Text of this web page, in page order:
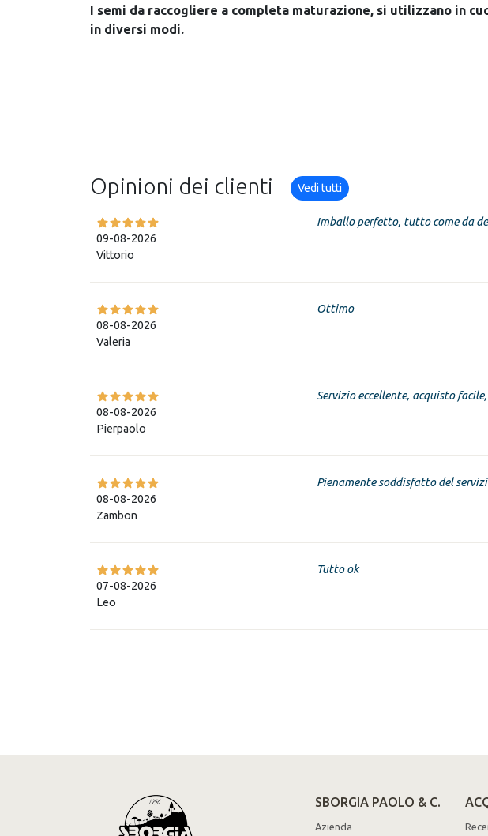
I semi da raccogliere a completa maturazione, si utilizzano in
in diversi modi.
Opinioni dei clienti Vedi tutti
09-08-2026
Vittorio
Imballo perfetto, tutto come da
08-08-2026
Valeria
Ottimo
08-08-2026
Pierpaolo
Servizio eccellente, acquisto
08-08-2026
Zambon
Pienamente soddisfatto del
07-08-2026
Leo
Tutto ok
SBORGIA PAOLO & C.
Azienda